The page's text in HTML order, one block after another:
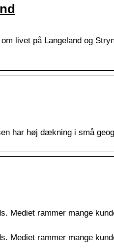
livet på Langeland og
har høj dækning i små
Mediet rammer mange
Mediet rammer mange